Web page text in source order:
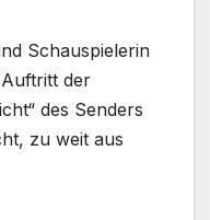
Schauspielerin
der
des Senders
zu weit aus